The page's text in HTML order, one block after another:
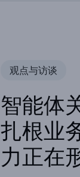
观点与访谈
智能体
扎根业
力正在